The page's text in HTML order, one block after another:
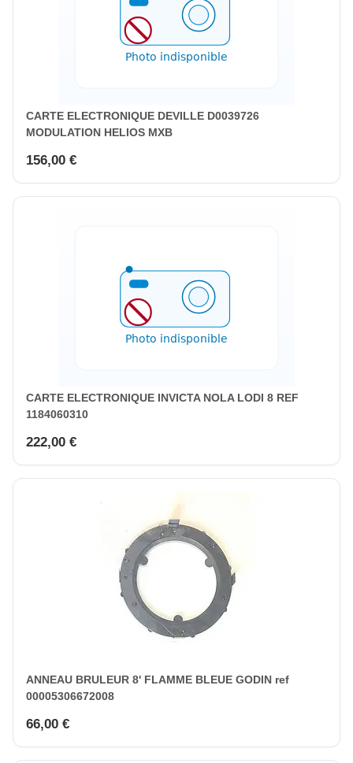
CARTE ELECTRONIQUE DEVILLE D0039726
MODULATION HELIOS MXB
156,00 €
CARTE ELECTRONIQUE INVICTA NOLA LODI 8 REF
1184060310
222,00 €
ANNEAU BRULEUR 8' FLAMME BLEUE GODIN ref
00005306672008
66,00 €